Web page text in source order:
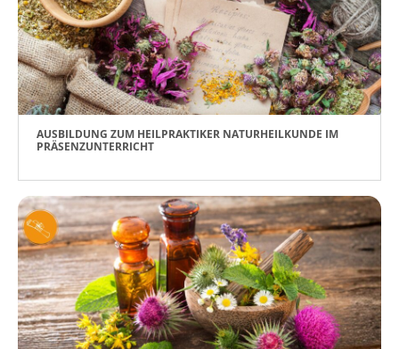
AUSBILDUNG ZUM HEILPRAKTIKER NATURHEILKUNDE IM
PRÄSENZUNTERRICHT